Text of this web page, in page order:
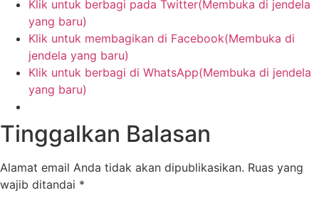
Klik untuk berbagi pada Twitter(Membuka di jendela
yang baru)
Klik untuk membagikan di Facebook(Membuka di
jendela yang baru)
Klik untuk berbagi di WhatsApp(Membuka di jendela
yang baru)
Tinggalkan Balasan
Alamat email Anda tidak akan dipublikasikan. Ruas yang
wajib ditandai *